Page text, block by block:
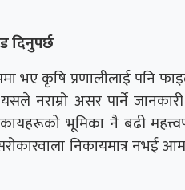
दिनुपर्छ
भए कृषि प्रणालीलाई पनि
नराम्रो असर पार्ने
भूमिका नै बढी
निकायमात्र नभई